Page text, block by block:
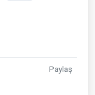
Paylaş